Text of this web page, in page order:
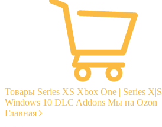
Товары Series XS Xbox One | Series X|S
Windows 10 DLC Addons Мы на Ozon
Главная